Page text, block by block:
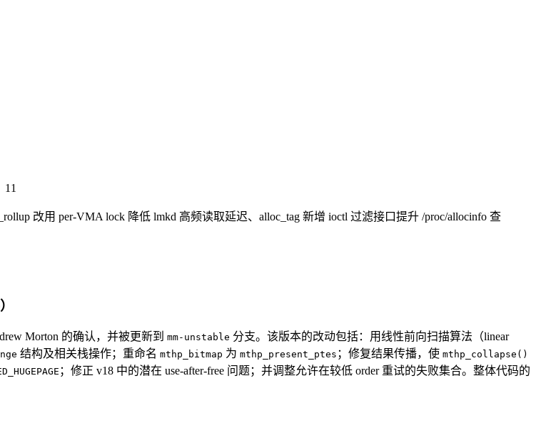
11
改用 per-VMA lock 降低 lmkd 高频读取延迟、alloc_tag 新增 ioctl 过滤接口提升 /proc/allocinfo 查
Morton 的确认，并被更新到 mm-unstable 分支。该版本的改动包括：用线性前向扫描算法（linear
结构及相关栈操作；重命名 mthp_bitmap 为 mthp_present_ptes ；修复结果传播，使 mthp_collapse()
；修正 v18 中的潜在 use-after-free 问题；并调整允许在较低 order 重试的失败集合。整体代码的